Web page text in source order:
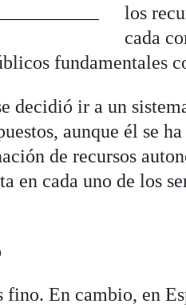
los
cada
fundamentales
decidió ir a un
aunque él se
de recursos
en cada uno de los
En cambio, en